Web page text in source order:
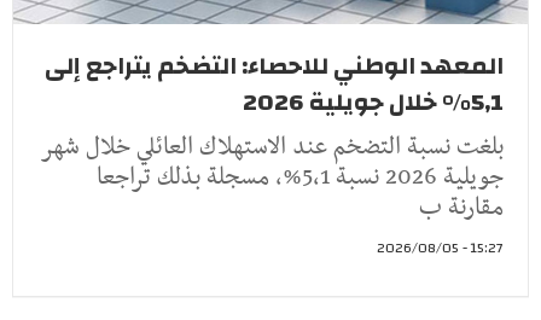
المعهد الوطني للاحصاء: التضخم يتراجع إلى
5,1% خلال جويلية 2026
بلغت نسبة التضخم عند الاستهلاك العائلي خلال شهر
جويلية 2026 نسبة 5,1%، مسجلة بذلك تراجعا
مقارنة ب
15:27 - 2026/08/05